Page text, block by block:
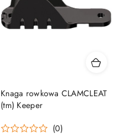
Knaga rowkowa CLAMCLEAT
(tm) Keeper
(0)